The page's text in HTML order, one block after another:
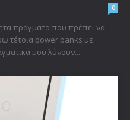
0
πράγματα που πρέπει να
τέτοια power banks με
μου λύνουν...